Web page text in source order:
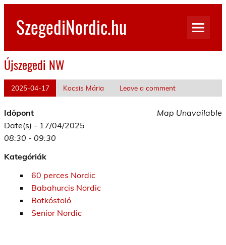
Skip
contentSzegediNordic.hu
Újszegedi NW
2025-04-17 Kocsis Mária Leave a comment
Map Unavailable
Időpont
Date(s) - 17/04/2025
08:30 - 09:30
Kategóriák
60 perces Nordic
Babahurcis Nordic
Botkóstoló
Senior Nordic